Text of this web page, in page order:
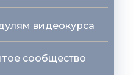
сообщество
видеокурса